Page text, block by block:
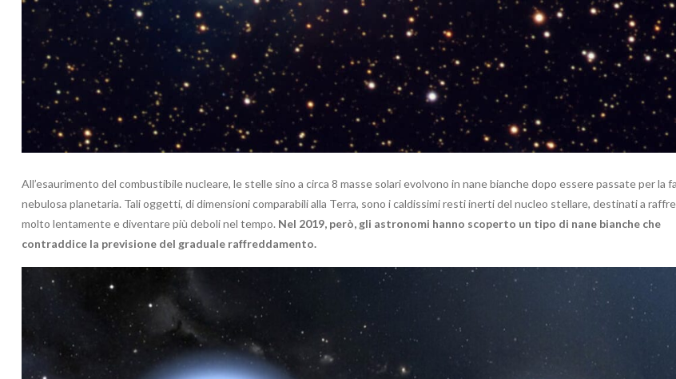
All’esaurimento del combustibile nucleare, le stelle sino a circa 8 masse solari evolvono in nane bianche dopo essere passate per la
nebulosa planetaria. Tali oggetti, di dimensioni comparabili alla Terra, sono i caldissimi resti inerti del nucleo stellare, destinati a
molto lentamente e diventare più deboli nel tempo. Nel 2019, però, gli astronomi hanno scoperto un tipo di nane bianche che
contraddice la previsione del graduale raffreddamento.